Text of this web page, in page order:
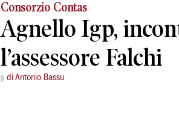
Consorzio Contas
Agnello Igp,
l’assessore Falchi
di Antonio Bassu